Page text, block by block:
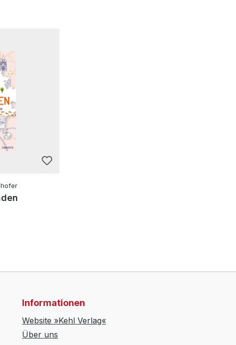
Informationen
Website »Kehl Verlag«
Über uns